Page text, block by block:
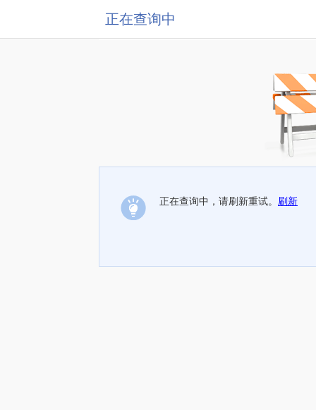
正在查询中
正在查询中，请刷新重试。 刷新